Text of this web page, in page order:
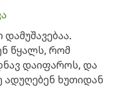
წყალს, რომ
დაიფაროს, და
ხუთიდან